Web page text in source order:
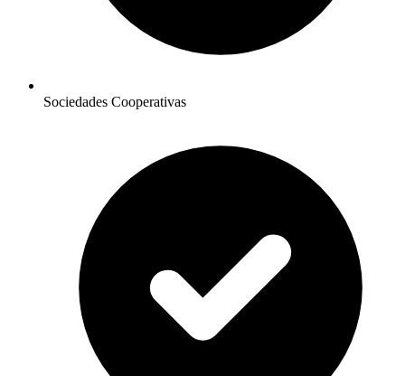
Sociedades Cooperativas